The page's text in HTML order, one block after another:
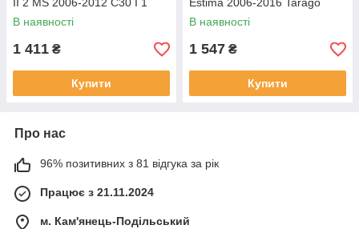
II 2 MS 2006-2012 C30 I 1
2006-2013 C70 II 2 2004-2010
9 дюймів
В наявності
1 411 ₴
Купити
Estima 2006-2016 Tarago
2007-2016 (W1) 9 дюймів
В наявності
1 547 ₴
Купити
Про нас
96% позитивних з 81 відгука за рік
Працює з 21.11.2024
м. Кам'янець-Подільський